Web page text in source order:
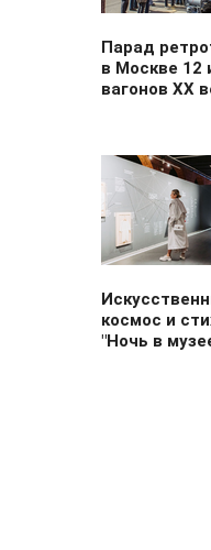
Парад
в Москве 12
вагонов XX
космос и
"Ночь в